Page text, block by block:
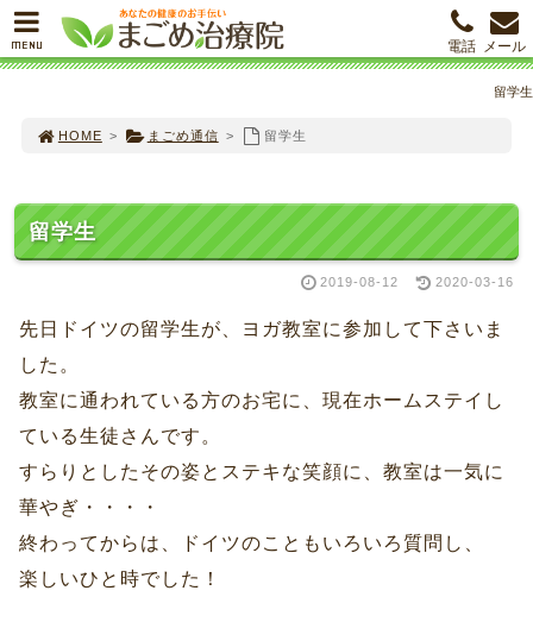
留学生
HOME > まごめ通信 > 留学生
留学生
2019-08-12 2020-03-16
先日ドイツの留学生が、ヨガ教室に参加して下さいま
した。
教室に通われている方のお宅に、現在ホームステイし
ている生徒さんです。
すらりとしたその姿とステキな笑顔に、教室は一気に
華やぎ・・・・
終わってからは、ドイツのこともいろいろ質問し、
楽しいひと時でした！
MENU メール
電話